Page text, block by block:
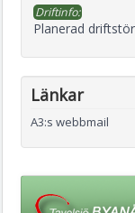
Driftinfo:
Planerad
Länkar
A3:s webbmail